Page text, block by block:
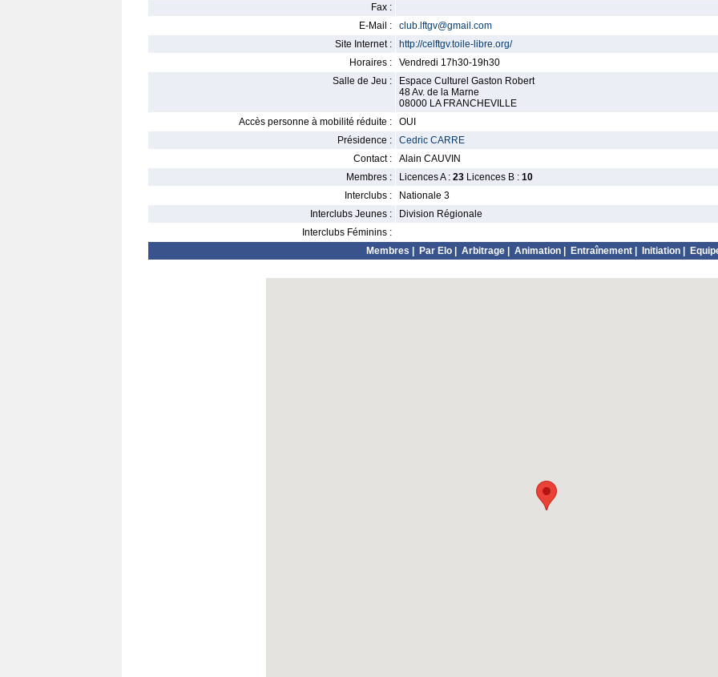
Fax :
E-Mail :
club.lftgv@gmail.com
Site Internet :
http://celftgv.toile-libre.org/
Horaires :
Vendredi 17h30-19h30
Salle de Jeu :
Espace Culturel Gaston Robert
48 Av. de la Marne
08000 LA FRANCHEVILLE
Accès personne à mobilité réduite :
OUI
Présidence :
Cedric CARRE
Contact :
Alain CAUVIN
Membres :
Licences A : 23 Licences B : 10
Interclubs :
Nationale 3
Interclubs Jeunes :
Division Régionale
Interclubs Féminins :
Membres
Par Elo Arbitrage Animation Entraînement Initiation